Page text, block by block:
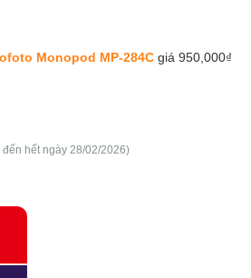
Monopod MP-284C giá 950,000₫
hết ngày 28/02/2026)